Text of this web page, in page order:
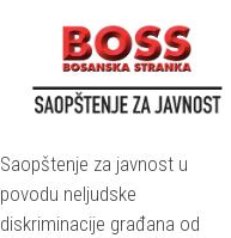
Saopštenje za javnost u
povodu neljudske
diskriminacije građana od